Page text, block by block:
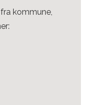
kommune,